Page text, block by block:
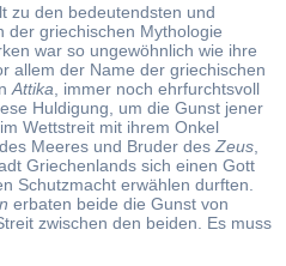
zu den bedeutendsten und
der griechischen Mythologie
war so ungewöhnlich wie ihre
allem der Name der griechischen
Attika , immer noch ehrfurchtsvoll
Huldigung, um die Gunst jener
Wettstreit mit ihrem Onkel
Meeres und Bruder des Zeus
Griechenlands sich einen Gott
Schutzmacht erwählen durften.
erbaten beide die Gunst von
zwischen den beiden. Es muss